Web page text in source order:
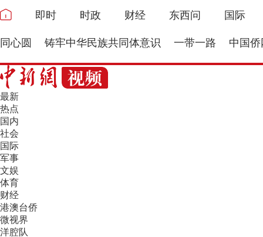
即时 时政 财经 东西问 国际
同心圆 铸牢中华民族共同体意识 一带一路 中国侨
最新
热点
国内
社会
国际
军事
文娱
体育
财经
港澳台侨
微视界
洋腔队